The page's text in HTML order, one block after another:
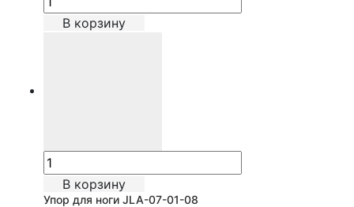
В корзину
В корзину
Упор для ноги JLA-07-01-08